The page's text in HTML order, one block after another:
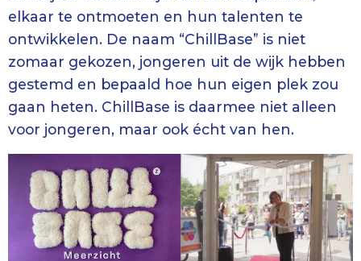
elkaar te ontmoeten en hun talenten te
ontwikkelen. De naam “ChillBase” is niet
zomaar gekozen, jongeren uit de wijk hebben
gestemd en bepaald hoe hun eigen plek zou
gaan heten. ChillBase is daarmee niet alleen
voor jongeren, maar ook écht van hen.